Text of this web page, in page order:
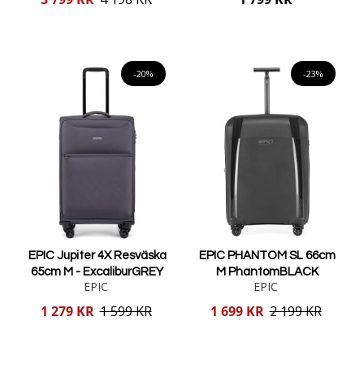
-20%
EPIC Jupiter 4X Resväska
65cm M - ExcaliburGREY
EPIC
Reducerat
1 279 KR 1 599 KR
-23%
EPIC PHANTOM SL 66cm
M PhantomBLACK
EPIC
Reducerat
1 699 KR 2 199 KR